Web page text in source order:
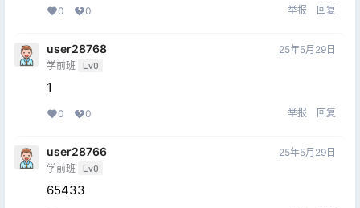
0 0 举报 回复
user28768
学前班 Lv0
25年5月29日
1
0 0 举报 回复
user28766
学前班 Lv0
25年5月29日
65433